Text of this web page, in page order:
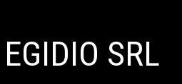
SRL